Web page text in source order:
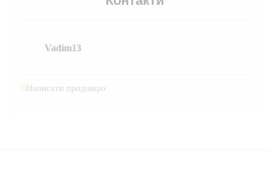
Vadim13
Написати продавцю